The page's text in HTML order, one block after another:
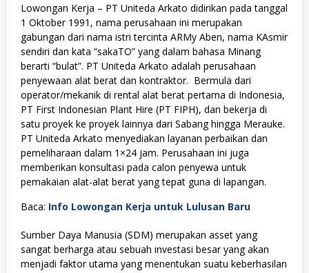
Lowongan Kerja – PT Uniteda Arkato didirikan pada tanggal
1 Oktober 1991, nama perusahaan ini merupakan
gabungan dari nama istri tercinta ARMy Aben, nama KAsmir
sendiri dan kata “sakaTO” yang dalam bahasa Minang
berarti “bulat”. PT Uniteda Arkato adalah perusahaan
penyewaan alat berat dan kontraktor. Bermula dari
operator/mekanik di rental alat berat pertama di Indonesia,
PT First Indonesian Plant Hire (PT FIPH), dan bekerja di
satu proyek ke proyek lainnya dari Sabang hingga Merauke.
PT Uniteda Arkato menyediakan layanan perbaikan dan
pemeliharaan dalam 1×24 jam. Perusahaan ini juga
memberikan konsultasi pada calon penyewa untuk
pemakaian alat-alat berat yang tepat guna di lapangan.
Baca: Info Lowongan Kerja untuk Lulusan Baru
Sumber Daya Manusia (SDM) merupakan asset yang
sangat berharga atau sebuah investasi besar yang akan
menjadi faktor utama yang menentukan suatu keberhasilan